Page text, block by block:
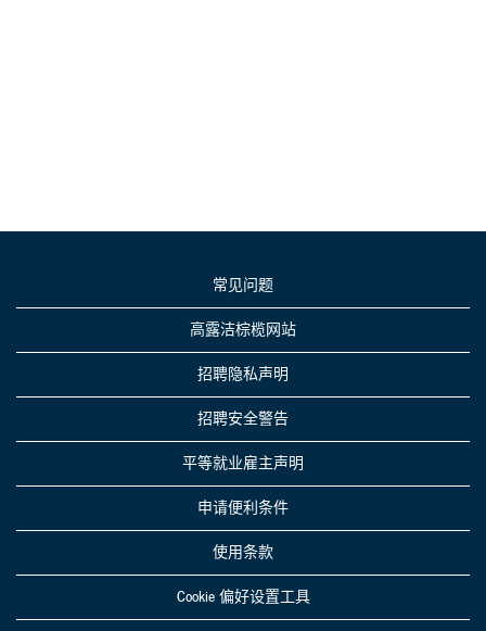
常见问题
高露洁棕榄网站
招聘隐私声明
招聘安全警告
平等就业雇主声明
申请便利条件
使用条款
Cookie 偏好设置工具